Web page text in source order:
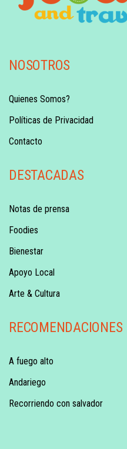
NOSOTROS
Quienes Somos?
Políticas de Privacidad
Contacto
DESTACADAS
Notas de prensa
Foodies
Bienestar
Apoyo Local
Arte & Cultura
RECOMENDACIONES
A fuego alto
Andariego
Recorriendo con salvador